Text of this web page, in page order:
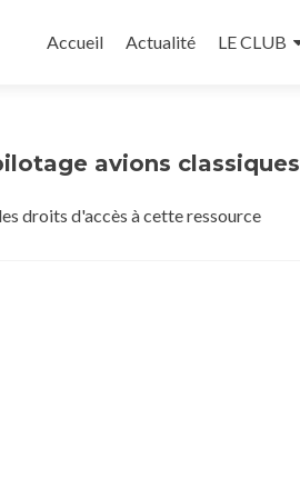
au
Accueil Actualité LE CLUB
avions classiques
droits d'accès à cette ressource